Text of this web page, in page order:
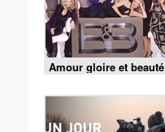
Amour gloire et beauté